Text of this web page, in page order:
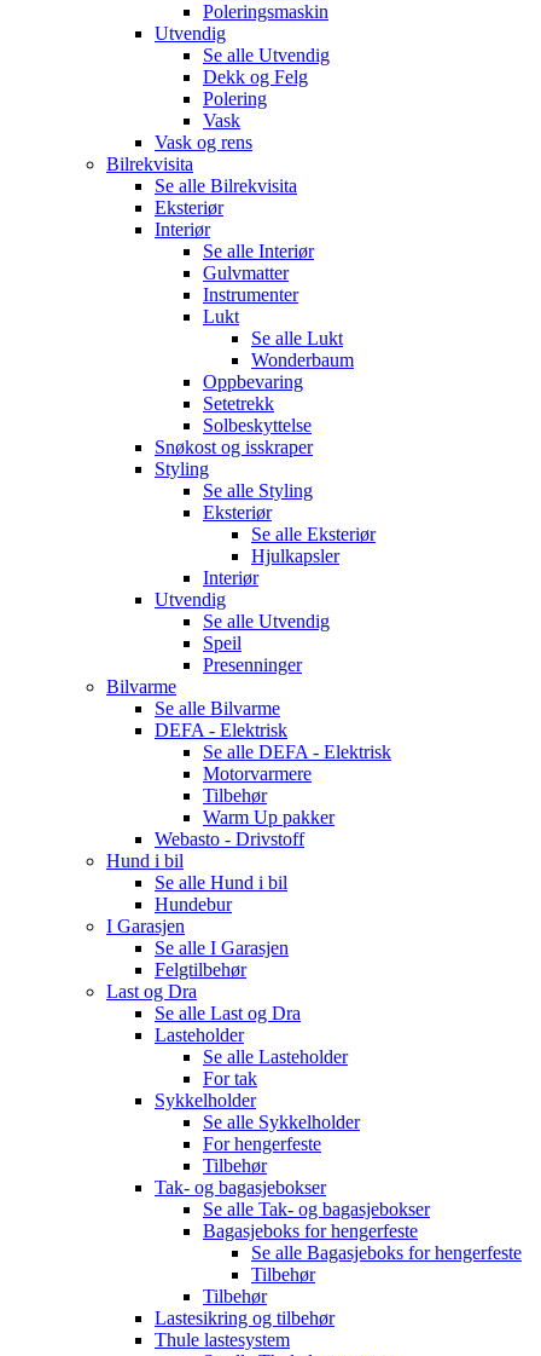
Poleringsmaskin
Utvendig
Se alle Utvendig
Dekk og Felg
Polering
Vask
Vask og rens
Bilrekvisita
Se alle Bilrekvisita
Eksteriør
Interiør
Se alle Interiør
Gulvmatter
Instrumenter
Lukt
Se alle Lukt
Wonderbaum
Oppbevaring
Setetrekk
Solbeskyttelse
Snøkost og isskraper
Styling
Se alle Styling
Eksteriør
Se alle Eksteriør
Hjulkapsler
Interiør
Utvendig
Se alle Utvendig
Speil
Presenninger
Bilvarme
Se alle Bilvarme
DEFA - Elektrisk
Se alle DEFA - Elektrisk
Motorvarmere
Tilbehør
Warm Up pakker
Webasto - Drivstoff
Hund i bil
Se alle Hund i bil
Hundebur
I Garasjen
Se alle I Garasjen
Felgtilbehør
Last og Dra
Se alle Last og Dra
Lasteholder
Se alle Lasteholder
For tak
Sykkelholder
Se alle Sykkelholder
For hengerfeste
Tilbehør
Tak- og bagasjebokser
Se alle Tak- og bagasjebokser
Bagasjeboks for hengerfeste
Se alle Bagasjeboks for hengerfeste
Tilbehør
Tilbehør
Lastesikring og tilbehør
Thule lastesystem